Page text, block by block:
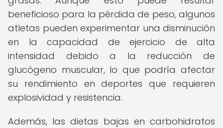
beneficioso para la pérdida de peso, algunos
atletas pueden experimentar una disminución
en la capacidad de ejercicio de alta
intensidad debido a la reducción de
glucógeno muscular, lo que podría afectar
su rendimiento en deportes que requieren
explosividad y resistencia.
Además, las dietas bajas en carbohidratos